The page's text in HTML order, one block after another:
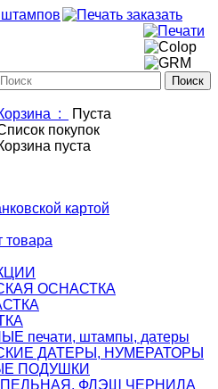
:
Пуста
покупок
пуста
картой
товара
ОСНАСТКА
печати, штампы, датеры
ДАТЕРЫ, НУМЕРАТОРЫ
ПОДУШКИ
ФЛЭШ ЧЕРНИЛА